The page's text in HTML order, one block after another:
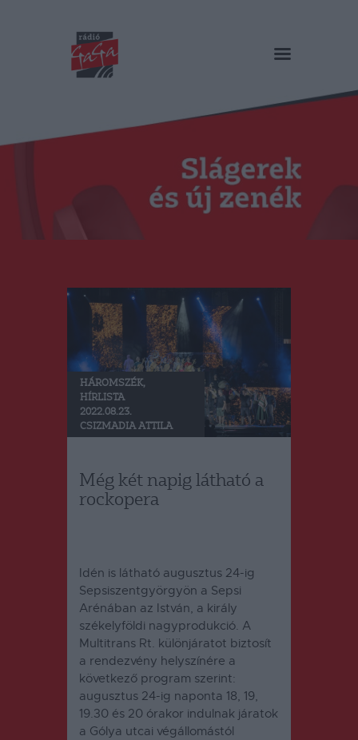
RÁDIÓ GAGA
Műsorok
Duma Duba
Podcast és videók
Stáb
Kapcsolat
HÁROMSZÉK,
HÍRLISTA
2022.08.23.
CSIZMADIA ATTILA
Még két napig látható a
rockopera
Idén is látható augusztus 24-ig
Sepsiszentgyörgyön a Sepsi
Arénában az István, a király
székelyföldi nagyprodukció. A
Multitrans Rt. különjáratot biztosít
a rendezvény helyszínére a
következő program szerint:
augusztus 24-ig naponta 18, 19,
19.30 és 20 órakor indulnak járatok
a Gólya utcai végállomástól